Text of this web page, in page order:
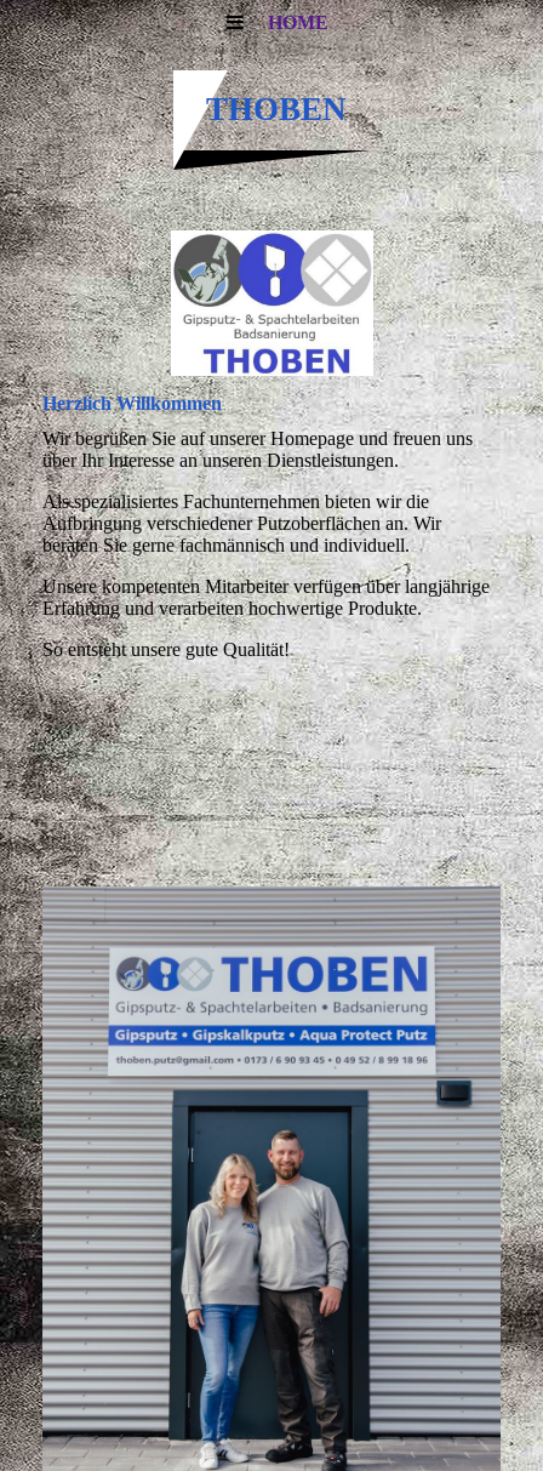
HOME
THOBEN
Herzlich Willkommen
Wir begrüßen Sie auf unserer Homepage und freuen uns
über Ihr Interesse an unseren Dienstleistungen.
Als spezialisiertes Fachunternehmen bieten wir die
Aufbringung verschiedener Putzoberflächen an. Wir
beraten Sie gerne fachmännisch und individuell.
Unsere kompetenten Mitarbeiter verfügen über langjährige
Erfahrung und verarbeiten hochwertige Produkte.
So entsteht unsere gute Qualität!